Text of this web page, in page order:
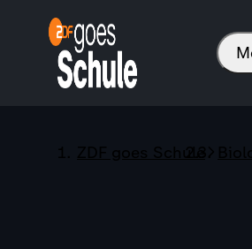
ZDF goes Schule